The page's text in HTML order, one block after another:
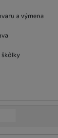
a výmena
verzia